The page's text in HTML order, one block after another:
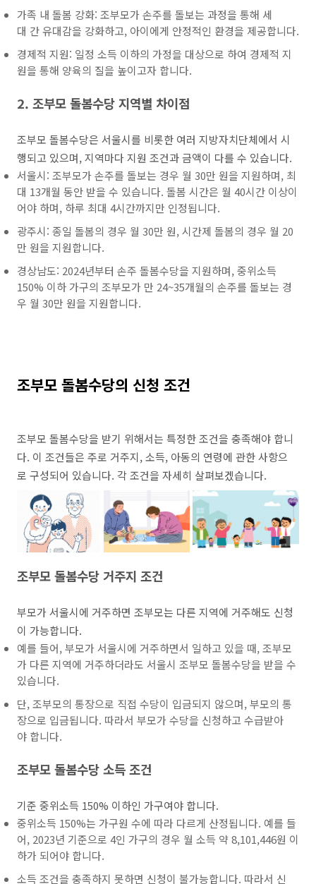
가족 내 돌봄 강화: 조부모가 손주를 돌보는 과정을 통해 세
대 간 유대감을 강화하고, 아이에게 안정적인 환경을 제공합니다.
경제적 지원: 일정 소득 이하의 가정을 대상으로 하여 경제적 지
원을 통해 양육의 질을 높이고자 합니다​.
2. 조부모 돌봄수당 지역별 차이점
조부모 돌봄수당은 서울시를 비롯한 여러 지방자치단체에서 시
행되고 있으며, 지역마다 지원 조건과 금액이 다를 수 있습니다.
서울시: 조부모가 손주를 돌보는 경우 월 30만 원을 지원하며, 최
대 13개월 동안 받을 수 있습니다. 돌봄 시간은 월 40시간 이상이
어야 하며, 하루 최대 4시간까지만 인정됩니다.
광주시: 종일 돌봄의 경우 월 30만 원, 시간제 돌봄의 경우 월 20
만 원을 지원합니다.
경상남도: 2024년부터 손주 돌봄수당을 지원하며, 중위소득
150% 이하 가구의 조부모가 만 24~35개월의 손주를 돌보는 경
우 월 30만 원을 지원합니다.
조부모 돌봄수당의 신청 조건
조부모 돌봄수당을 받기 위해서는 특정한 조건을 충족해야 합니
다. 이 조건들은 주로 거주지, 소득, 아동의 연령에 관한 사항으
로 구성되어 있습니다. 각 조건을 자세히 살펴보겠습니다.
조부모 돌봄수당 거주지 조건
부모가 서울시에 거주하면 조부모는 다른 지역에 거주해도 신청
이 가능합니다.
예를 들어, 부모가 서울시에 거주하면서 일하고 있을 때, 조부모
가 다른 지역에 거주하더라도 서울시 조부모 돌봄수당을 받을 수
있습니다.
단, 조부모의 통장으로 직접 수당이 입금되지 않으며, 부모의 통
장으로 입금됩니다. 따라서 부모가 수당을 신청하고 수급받아
야 합니다.
조부모 돌봄수당 소득 조건
기준 중위소득 150% 이하인 가구여야 합니다.
중위소득 150%는 가구원 수에 따라 다르게 산정됩니다. 예를 들
어, 2023년 기준으로 4인 가구의 경우 월 소득 약 8,101,446원 이
하가 되어야 합니다.
소득 조건을 충족하지 못하면 신청이 불가능합니다. 따라서 신